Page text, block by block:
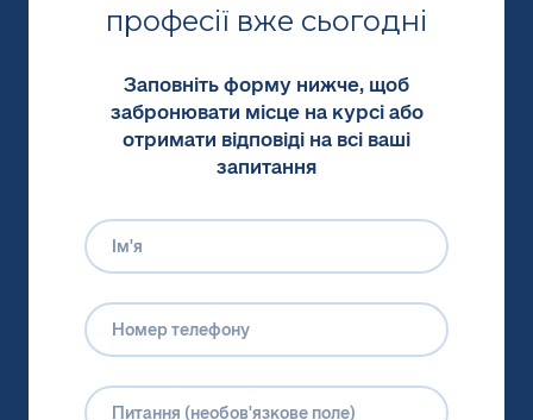
професії вже сьогодні
Заповніть форму нижче, щоб
забронювати місце на курсі або
отримати відповіді на всі ваші
запитання